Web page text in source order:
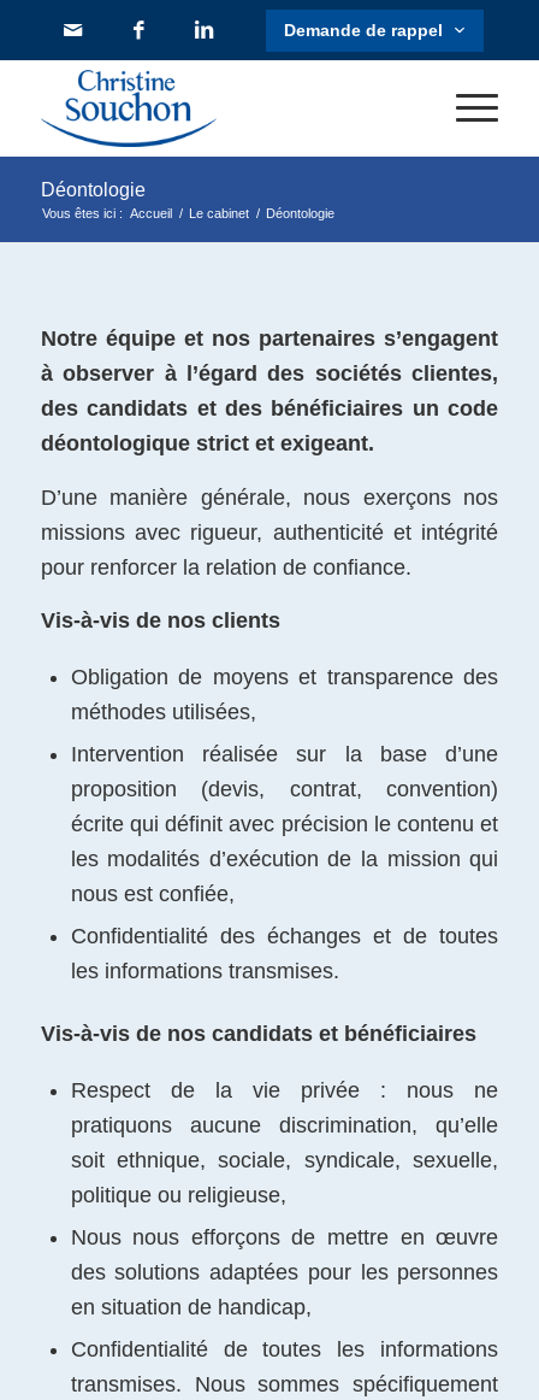
Déontologie
Vous êtes ici : Accueil / Le cabinet / Déontologie
Notre équipe et nos partenaires s’engagent
à observer à l’égard des sociétés clientes,
des candidats et des bénéficiaires un code
déontologique strict et exigeant.
D’une manière générale, nous exerçons nos
missions avec rigueur, authenticité et intégrité
pour renforcer la relation de confiance.
Vis-à-vis de nos clients
Obligation de moyens et transparence des
méthodes utilisées,
Intervention réalisée sur la base d’une
proposition (devis, contrat, convention)
écrite qui définit avec précision le contenu et
les modalités d’exécution de la mission qui
nous est confiée,
Confidentialité des échanges et de toutes
les informations transmises.
Vis-à-vis de nos candidats et bénéficiaires
Respect de la vie privée : nous ne
pratiquons aucune discrimination, qu’elle
soit ethnique, sociale, syndicale, sexuelle,
politique ou religieuse,
Nous nous efforçons de mettre en œuvre
des solutions adaptées pour les personnes
en situation de handicap,
Confidentialité de toutes les informations
transmises. Nous sommes spécifiquement